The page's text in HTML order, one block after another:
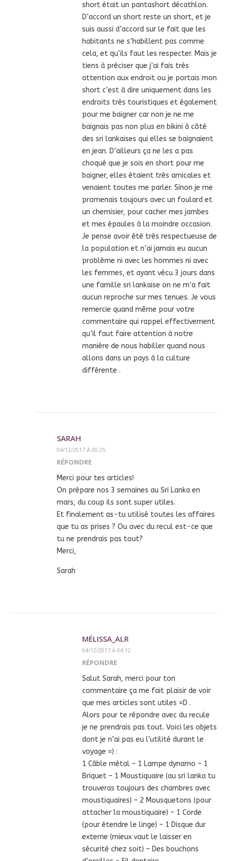
short était un pantashort décathlon.
D’accord un short reste un short, et je
suis aussi d’accord sur le fait que les
habitants ne s’habillent pas comme
cela, et qu’ils faut les respecter. Mais je
tiens à préciser que j’ai fais très
attention aux endroit ou je portais mon
short c’est à dire uniquement dans les
endroits très touristiques et également
pour me baigner car non je ne me
baignais pas non plus en bikini à côté
des sri lankaises qui elles se baignaient
en jean. D’ailleurs ça ne les a pas
choqué que je sois en short pour me
baigner, elles étaient très amicales et
venaient toutes me parler. Sinon je me
promenais toujours avec un foulard et
un chemisier, pour cacher mes jambes
et mes épaules à la moindre occasion.
Je pense avoir été très respectueuse de
la population et n’ai jamais eu aucun
problème ni avec les hommes ni avec
les femmes, et ayant vécu 3 jours dans
une famille sri lankaise on ne m’a fait
aucun reproche sur mes tenues. Je vous
remercie quand même pour votre
commentaire qui rappel effectivement
qu’il faut faire attention à notre
manière de nous habiller quand nous
allons dans un pays à la culture
différente .
SARAH
04/12/2017 À 00:25
RÉPONDRE
Merci pour tes articles!
On prépare nos 3 semaines au Sri Lanka en
mars, du coup ils sont super utiles.
Et finalement as-tu utilisé toutes les affaires
que tu as prises ? Ou avec du recul est-ce que
tu ne prendrais pas tout?
Merci,
Sarah
MÉLISSA_ALR
04/12/2017 À 04:12
RÉPONDRE
Salut Sarah, merci pour ton
commentaire ça me fait plaisir de voir
que mes articles sont utiles =D .
Alors pour te répondre avec du recule
je ne prendrais pas tout. Voici les objets
dont je n’ai pas eu l’utilité durant le
voyage =) :
1 Câble métal – 1 Lampe dynamo – 1
Briquet – 1 Moustiquaire (au sri lanka tu
trouveras toujours des chambres avec
moustiquaires) – 2 Mousquetons (pour
attacher la moustiquaire) – 1 Corde
(pour étendre le linge) – 1 Disque dur
externe (mieux vaut le laisser en
sécurité chez soit) – Des bouchons